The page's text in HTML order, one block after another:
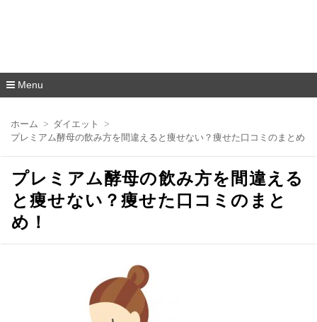
Menu
ホーム
ダイエット
プレミアム酵母の飲み方を間違えると痩せない？痩せた口コミのまとめ！
プレミアム酵母の飲み方を間違える
と痩せない？痩せた口コミのまと
め！